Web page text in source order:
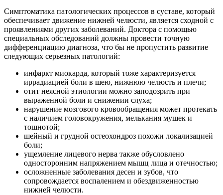
Симптоматика патологических процессов в суставе, который
обеспечивает движение нижней челюсти, является сходной с
проявлениями других заболеваний. Доктора с помощью
специальных обследований должны провести точную
дифференциацию диагноза, что бы не пропустить развитие
следующих серьезных патологий:
инфаркт миокарда, который тоже характеризуется
иррадиацией боли в шею, нижнюю челюсть и плечи;
отит неясной этиологии можно заподозрить при
выраженной боли и снижении слуха;
нарушение мозгового кровообращения может протекать
с наличием головокружения, мелькания мушек и
тошнотой;
шейный и грудной остеохондроз похожи локализацией
боли;
ущемление лицевого нерва также обусловлено
односторонним напряжением мышц лица и отечностью;
осложненные заболевания десен и зубов, что
сопровождается воспалением и обездвиженностью
нижней челюсти.